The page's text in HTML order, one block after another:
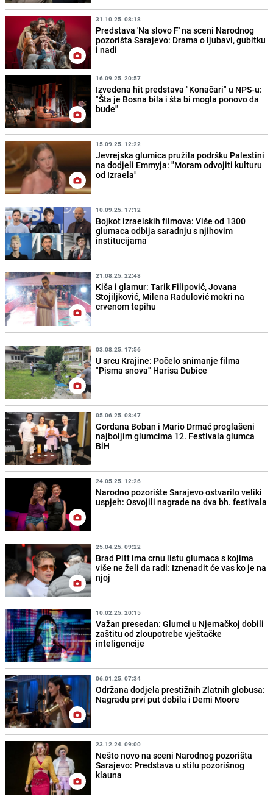
31.10.25. 08:18
Predstava 'Na slovo F' na sceni Narodnog
pozorišta Sarajevo: Drama o ljubavi, gubitku
i nadi
16.09.25. 20:57
Izvedena hit predstava "Konačari" u NPS-u:
"Šta je Bosna bila i šta bi mogla ponovo da
bude"
15.09.25. 12:22
Jevrejska glumica pružila podršku Palestini
na dodjeli Emmyja: "Moram odvojiti kulturu
od Izraela"
10.09.25. 17:12
Bojkot izraelskih filmova: Više od 1300
glumaca odbija saradnju ​​s njihovim
institucijama
21.08.25. 22:48
Kiša i glamur: Tarik Filipović, Jovana
Stojiljković, Milena Radulović mokri na
crvenom tepihu
03.08.25. 17:56
U srcu Krajine: Počelo snimanje filma
"Pisma snova" Harisa Dubice
05.06.25. 08:47
Gordana Boban i Mario Drmać proglašeni
najboljim glumcima 12. Festivala glumca
BiH
24.05.25. 12:26
Narodno pozorište Sarajevo ostvarilo veliki
uspjeh: Osvojili nagrade na dva bh. festivala
25.04.25. 09:22
Brad Pitt ima crnu listu glumaca s kojima
više ne želi da radi: Iznenadit će vas ko je na
njoj
10.02.25. 20:15
Važan presedan: Glumci u Njemačkoj dobili
zaštitu od zloupotrebe vještačke
inteligencije
06.01.25. 07:34
Održana dodjela prestižnih Zlatnih globusa:
Nagradu prvi put dobila i Demi Moore
23.12.24. 09:00
Nešto novo na sceni Narodnog pozorišta
Sarajevo: Predstava u stilu pozorišnog
klauna